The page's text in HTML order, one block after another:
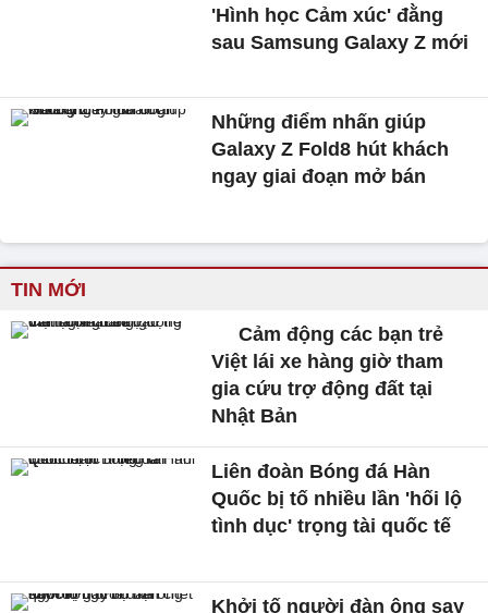
'Hình học Cảm xúc' đằng
sau Samsung Galaxy Z mới
Những điểm nhấn giúp
Galaxy Z Fold8 hút khách
ngay giai đoạn mở bán
TIN MỚI
Cảm động các bạn trẻ
Việt lái xe hàng giờ tham
gia cứu trợ động đất tại
Nhật Bản
Liên đoàn Bóng đá Hàn
Quốc bị tố nhiều lần 'hối lộ
tình dục' trọng tài quốc tế
Khởi tố người đàn ông say